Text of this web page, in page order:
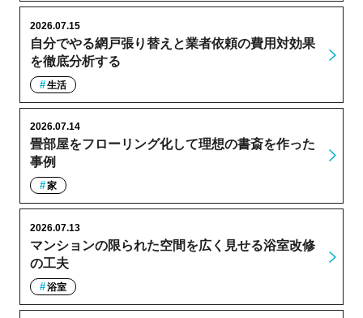
自分でやる網戸張り替えと業者依頼の費用対効果
を徹底分析する
2026.07.15
生活
畳部屋をフローリング化して理想の書斎を作った
事例
2026.07.14
家
マンションの限られた空間を広く見せる浴室改修
の工夫
2026.07.13
浴室